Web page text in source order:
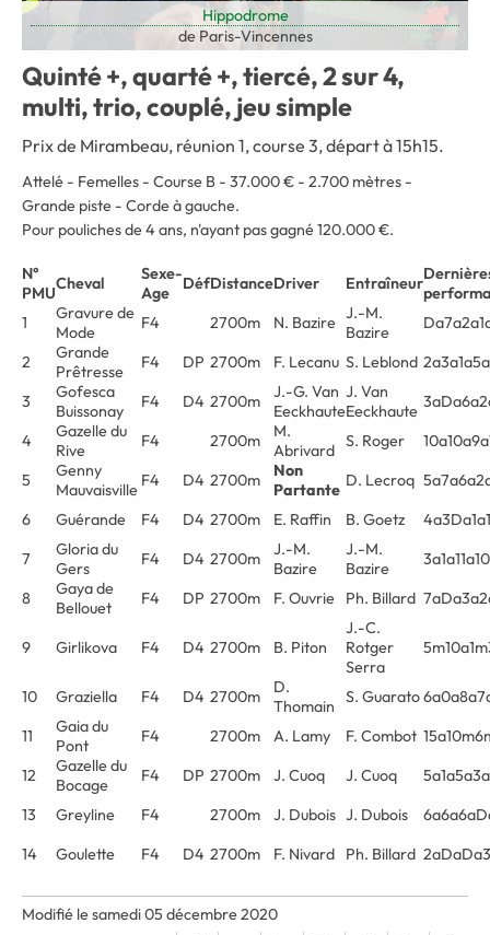
Hippodrome
de Paris-Vincennes
Quinté +, quarté +, tiercé, 2 sur 4,
multi, trio, couplé, jeu simple
Prix de Mirambeau, réunion 1, course 3, départ à 15h15.
Attelé - Femelles - Course B - 37.000 € - 2.700 mètres -
Grande piste - Corde à gauche.
Pour pouliches de 4 ans, n'ayant pas gagné 120.000 €.
N°
PMUCheval
Sexe-
Age
DéfDistanceDriver Entraîneur
1
Gravure de
Mode
F4 2700m N. Bazire J.-M.
Bazire
2
Grande
Prêtresse
F4 DP 2700m F. Lecanu S. Leblond
3
Gofesca
Buissonay
F4 D4 2700m
J.-G. Van
Eeckhaute
J. Van
Eeckhaute
4
Gazelle du
Rive
F4 2700m
M.
Abrivard S. Roger
5
Genny
Mauvaisville F4 D4 2700m
Non
Partante D. Lecroq
6
Guérande F4 D4 2700m E. Raffin B. Goetz
7
Gloria du
Gers
F4 D4 2700m
J.-M.
Bazire
J.-M.
Bazire
8
Gaya de
Bellouet
F4 DP 2700m F. Ouvrie Ph. Billard
9 Girlikova F4 D4 2700m B. Piton
J.-C.
Rotger
Serra
10 Graziella F4 D4 2700m
D.
Thomain
S. Guarato
11
Gaia du
Pont
F4 2700m A. Lamy F. Combot
12
Gazelle du
Bocage
F4 DP 2700m J. Cuoq J. Cuoq
13
Greyline F4 2700m J. Dubois J. Dubois
14
Goulette F4 D4 2700m F. Nivard Ph. Billard
Modifié le samedi 05 décembre 2020